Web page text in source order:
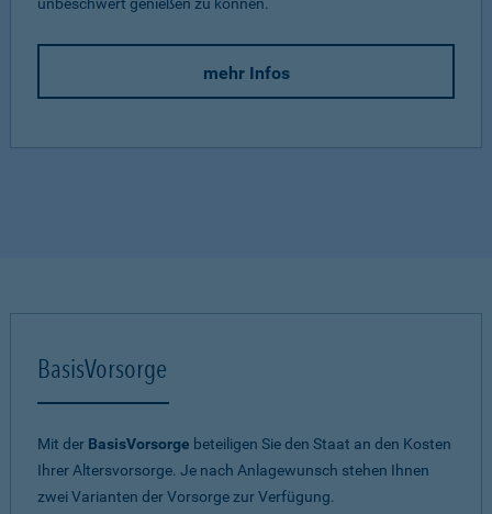
mehr Infos
BasisVorsorge
Mit der BasisVorsorge beteiligen Sie den Staat an den Kosten
Ihrer Altersvorsorge. Je nach Anlagewunsch stehen Ihnen
zwei Varianten der Vorsorge zur Verfügung.